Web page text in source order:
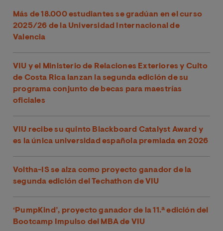
Más de 18.000 estudiantes se gradúan en el curso
2025/26 de la Universidad Internacional de
Valencia
VIU y el Ministerio de Relaciones Exteriores y Culto
de Costa Rica lanzan la segunda edición de su
programa conjunto de becas para maestrías
oficiales
VIU recibe su quinto Blackboard Catalyst Award y
es la única universidad española premiada en 2026
Voltha-IS se alza como proyecto ganador de la
segunda edición del Techathon de VIU
‘PumpKind’, proyecto ganador de la 11.ª edición del
Bootcamp Impulso del MBA de VIU